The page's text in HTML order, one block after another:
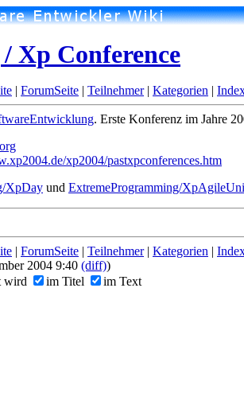
Xp Conference
| ForumSeite | Teilnehmer| Kategorien |
. Erste Konferenz im Jahre
xp2004/pastxpconferences.htm
XpDay und ExtremeProgramming/
| ForumSeite | Teilnehmer| Kategorien |
2004 9:40 (diff))
wird im Titel im Text